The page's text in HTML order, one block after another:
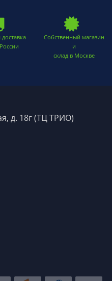
доставка
Собственный магазин
и
склад в Москве
д. 18г (ТЦ ТРИО)